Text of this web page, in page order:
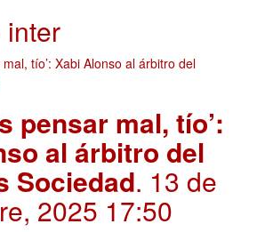
inter
pensar mal, tío’:
al árbitro del
Sociedad. 13 de
2025 17:50